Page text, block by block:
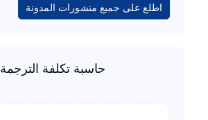
اطلع على جميع منشورات المدونة
حاسبة تكلفة الترجمة